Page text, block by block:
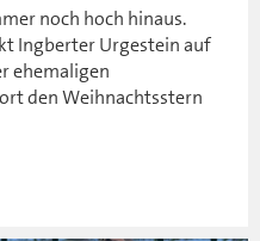
noch hoch hinaus.
Ingberter Urgestein auf
ehemaligen
den Weihnachtsstern